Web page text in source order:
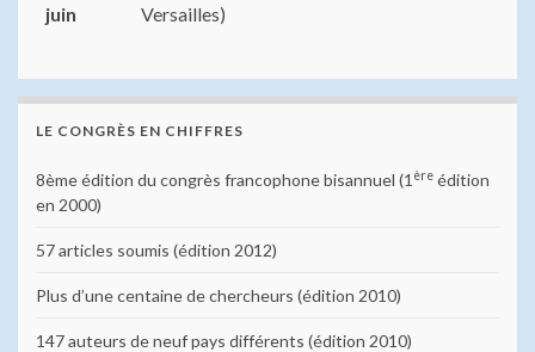
juin
Versailles)
LE CONGRÈS EN CHIFFRES
8ème édition du congrès francophone bisannuel (1 ère édition
en 2000)
57 articles soumis (édition 2012)
Plus d’une centaine de chercheurs (édition 2010)
147 auteurs de neuf pays différents (édition 2010)